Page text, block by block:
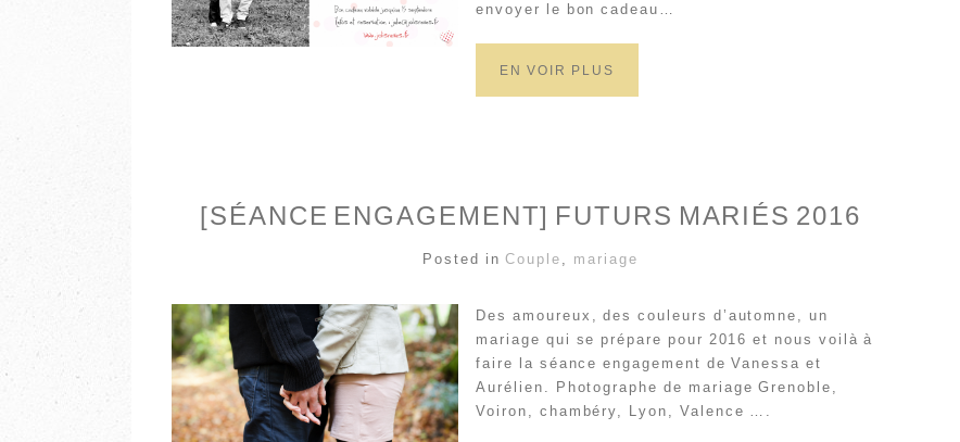
envoyer le bon cadeau…
EN VOIR PLUS
[SÉANCE ENGAGEMENT] FUTURS MARIÉS 2016
Posted inCouple , mariage
Des amoureux, des couleurs d’automne, un
mariage qui se prépare pour 2016 et nous voilà à
faire la séance engagement de Vanessa et
Aurélien. Photographe de mariage Grenoble,
Voiron, chambéry, Lyon, Valence ….